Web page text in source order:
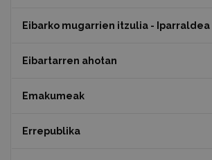
Eibarko mugarrien itzulia - Iparraldea
Eibartarren ahotan
Emakumeak
Errepublika